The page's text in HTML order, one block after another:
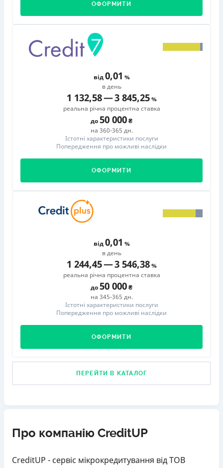
ОФОРМИТИ
від0,01
в день
1 132,58—3 845,25
реальна річна процентна ставка
до50 000
на 360-365 дн.
Істотні характеристики послуги
Попередження про можливі наслідки
ОФОРМИТИ
від0,01
в день
1 244,45—3 546,38
реальна річна процентна ставка
до50 000
на 345-365 дн.
Істотні характеристики послуги
Попередження про можливі наслідки
ОФОРМИТИ
ПЕРЕЙТИ В КАТАЛОГ
Про компанію CreditUP
CreditUP - сервіс мікрокредитування від ТОВ